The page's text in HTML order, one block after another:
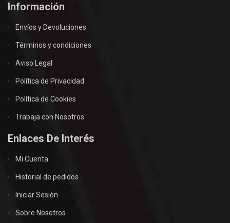
Información
Envíos y Devoluciones
Términos y condiciones
Aviso Legal
Política de Privacidad
Política de Cookies
Trabaja con Nosotros
Enlaces De Interés
Mi Cuenta
Historial de pedidos
Iniciar Sesión
Sobre Nosotros